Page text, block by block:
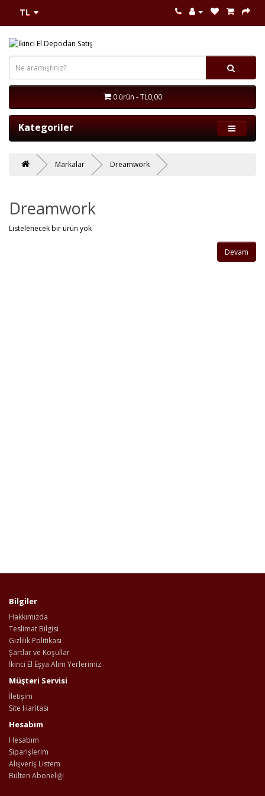
TL
0 ürün - TL0,00
Kategoriler
Markalar Dreamwork
Dreamwork
Listelenecek bir ürün yok
Devam
Bilgiler
Hakkımızda
Teslimat Bilgisi
Gizlilik Politikası
Şartlar ve Koşullar
İkinci El Eşya Alım Yerlerimiz
Müşteri Servisi
İletişim
Site Haritası
Hesabım
Hesabım
Siparişlerim
Alışveriş Listem
Bülten Aboneliği